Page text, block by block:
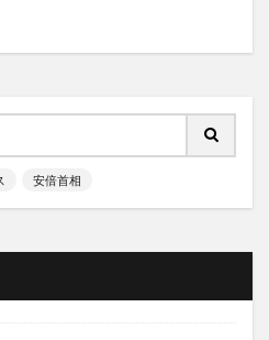
安倍首相